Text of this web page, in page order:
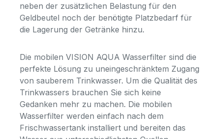
neben der zusätzlichen Belastung für den
Geldbeutel noch der benötigte Platzbedarf für
die Lagerung der Getränke hinzu.
Die mobilen VISION AQUA Wasserfilter sind die
perfekte Lösung zu uneingeschränktem Zugang
von sauberem Trinkwasser. Um die Qualität des
Trinkwassers brauchen Sie sich keine
Gedanken mehr zu machen. Die mobilen
Wasserfilter werden einfach nach dem
Frischwassertank installiert und bereiten das